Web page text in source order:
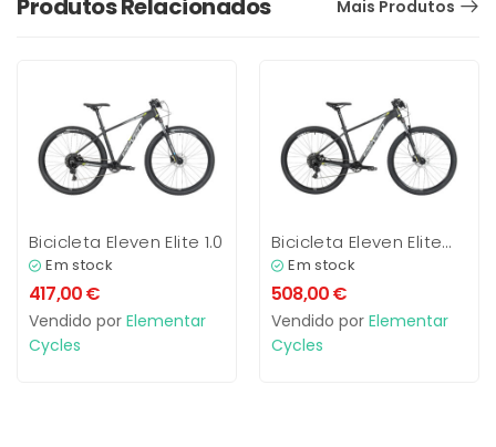
Produtos Relacionados Mais Produtos
Bicicleta Eleven Elite 1.0
Em stock
417,00€
Vendido por Elementar
Cycles
Bicicleta Eleven Elite
3.0Em stock
508,00€
Vendido por Elementar
Cycles